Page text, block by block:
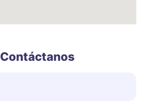
Contáctanos